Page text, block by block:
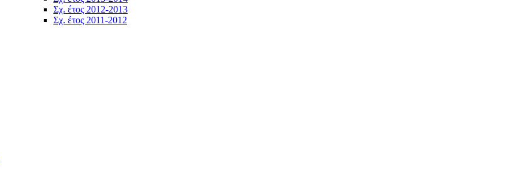
Σχ. έτος 2012-2013
Σχ. έτος 2011-2012